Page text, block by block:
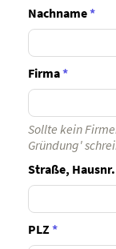
Nachname*
Firma*
Sollte kein
Gründung'
Straße, Hausnr.
PLZ*